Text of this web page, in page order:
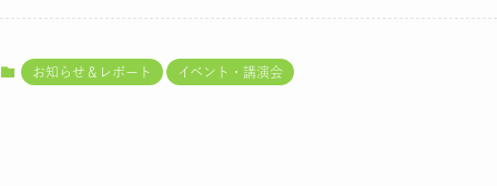
お知らせ＆レポート イベント・講演会